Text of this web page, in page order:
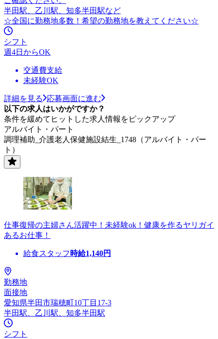
半田駅、乙川駅、知多半田駅など
☆全国に勤務地多数！希望の勤務地を教えてください☆
シフト
週4日からOK
交通費支給
未経験OK
詳細を見る
応募画面に進む
以下の求人はいかがですか？
条件を緩めてヒットした求人情報をピックアップ
アルバイト・パート
調理補助_介護老人保健施設結生_1748（アルバイト・パー
ト）
仕事復帰の主婦さん活躍中！未経験ok！健康を作るヤリガイ
あるお仕事！
給食スタッフ 時給1,140円
勤務地
面接地
愛知県半田市瑞穂町10丁目17-3
半田駅、乙川駅、知多半田駅
シフト